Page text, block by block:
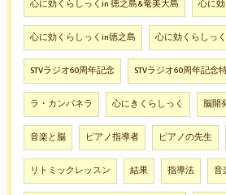
心に効くらしっくin 徳之島&奄美大島 心に
心に効くらしっくin徳之島 心に効くらしっ
STVラジオ60周年記念 STVラジオ60周年記念
ラ・カンパネラ 心にきくらしっく 脳開
音楽と脳 ピアノ指導者 ピアノの先生
リトミックレッスン 結果 指導法 音